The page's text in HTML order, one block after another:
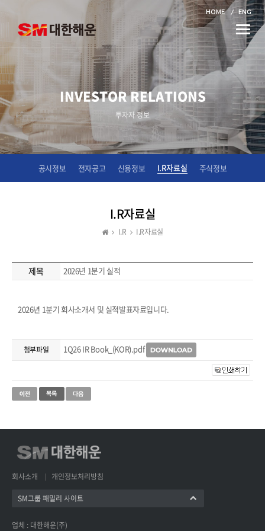
HOME ENG
Toggle
INVESTOR RELATIONS
투자자 정보
공시정보 전자공고 신용정보 I.R자료실 주식정보
I.R자료실
I.R I.R자료실
제목 2026년 1분기 실적
2026년 1분기 회사소개서 및 실적발표자료입니다.
첨부파일 1Q26 IR Book_(KOR).pdf
회사소개 개인정보처리방침
SM그룹 패밀리 사이트
업체 : 대한해운(주)